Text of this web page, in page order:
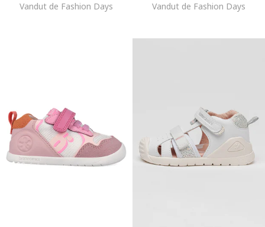
Vandut de Fashion Days Vandut de Fashion Days